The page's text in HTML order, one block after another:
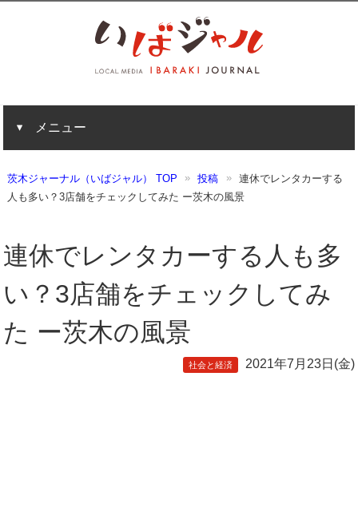
メニュー
茨木ジャーナル（いばジャル） TOP 投稿
連休でレンタカーする
人も多い？3店舗をチェックしてみた ー茨木の風景
連休でレンタカーする人も多
い？3店舗をチェックしてみ
た ー茨木の風景
社会と経済 2021年7月23日(金)